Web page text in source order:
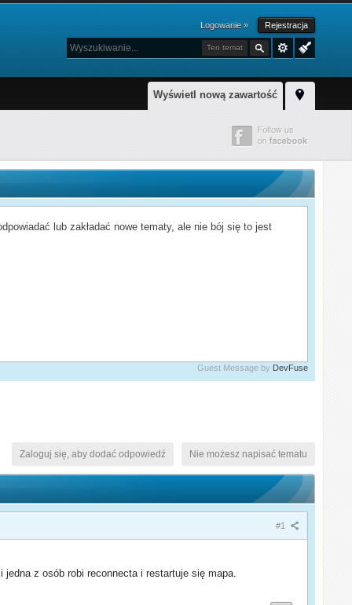
Logowanie » Rejestracja
Ten temat
Wyświetl nową zawartość
lub zakładać nowe tematy, ale nie bój się to jest
Guest Message by DevFuse
Nie możesz napisać tematu
Zaloguj się, aby dodać odpowiedź
#1
z osób robi reconnecta i restartuje się mapa.